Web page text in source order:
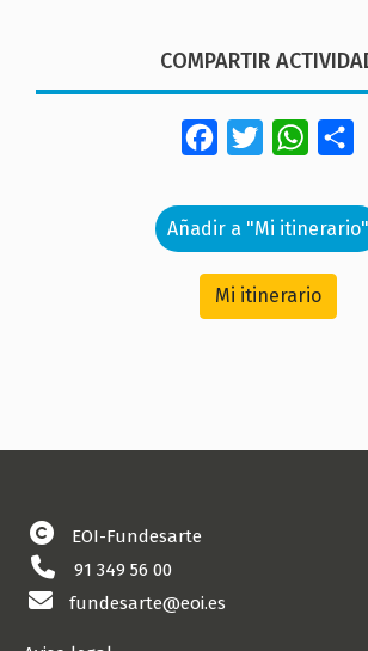
COMPARTIR
FacebookTwitter
Añadir a "Mi itinerario"
Mi itinerario
EOI-Fundesarte
91 349 56 00
fundesarte@eoi.es